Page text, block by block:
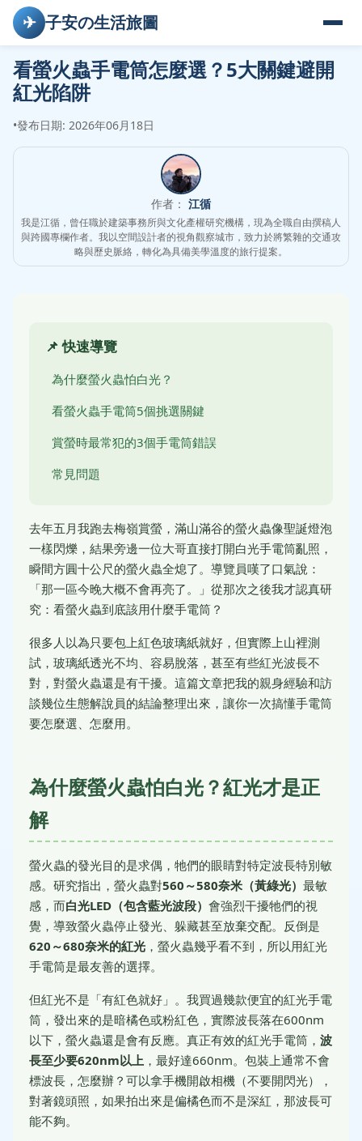
✈ 子安の生活旅圖
看螢火蟲手電筒怎麼選？5大關鍵避開
紅光陷阱
•發布日期: 2026年06月18日
作者： 江循
我是江循，曾任職於建築事務所與文化產權研究機構，現為全職自由撰稿人
與跨國專欄作者。我以空間設計者的視角觀察城市，致力於將繁雜的交通攻
略與歷史脈絡，轉化為具備美學溫度的旅行提案。
📌 快速導覽
為什麼螢火蟲怕白光？
看螢火蟲手電筒5個挑選關鍵
賞螢時最常犯的3個手電筒錯誤
常見問題
去年五月我跑去梅嶺賞螢，滿山滿谷的螢火蟲像聖誕燈泡
一樣閃爍，結果旁邊一位大哥直接打開白光手電筒亂照，
瞬間方圓十公尺的螢火蟲全熄了。導覽員嘆了口氣說：
「那一區今晚大概不會再亮了。」從那次之後我才認真研
究：看螢火蟲到底該用什麼手電筒？
很多人以為只要包上紅色玻璃紙就好，但實際上山裡測
試，玻璃紙透光不均、容易脫落，甚至有些紅光波長不
對，對螢火蟲還是有干擾。這篇文章把我的親身經驗和訪
談幾位生態解說員的結論整理出來，讓你一次搞懂手電筒
要怎麼選、怎麼用。
為什麼螢火蟲怕白光？紅光才是正
解
螢火蟲的發光目的是求偶，牠們的眼睛對特定波長特別敏
感。研究指出，螢火蟲對560～580奈米（黃綠光） 最敏
感，而白光LED（包含藍光波段） 會強烈干擾牠們的視
覺，導致螢火蟲停止發光、躲藏甚至放棄交配。反倒是
620～680奈米的紅光 ，螢火蟲幾乎看不到，所以用紅光
手電筒是最友善的選擇。
但紅光不是「有紅色就好」。我買過幾款便宜的紅光手電
筒，發出來的是暗橘色或粉紅色，實際波長落在600nm
以下，螢火蟲還是會有反應。真正有效的紅光手電筒， 波
長至少要620nm以上 ，最好達660nm。包裝上通常不會
標波長，怎麼辦？可以拿手機開啟相機（不要開閃光），
對著鏡頭照，如果拍出來是偏橘色而不是深紅，那波長可
能不夠。